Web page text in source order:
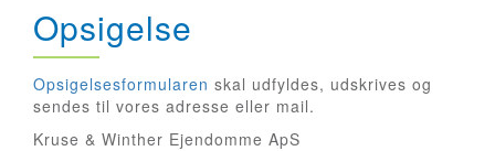
Opsigelse
Opsigelsesformularen skal udfyldes, udskrives og
sendes til vores adresse eller mail.
Kruse & Winther Ejendomme ApS